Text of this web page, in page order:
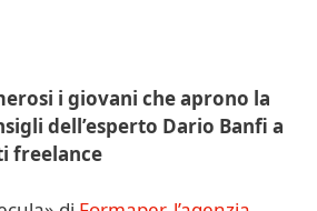
i giovani che aprono la
dell’esperto Dario Banfi a
freelance